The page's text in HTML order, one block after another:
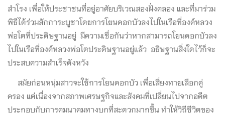
สำโรง เพื่อให้ประชาชนที่อยู่อาศัยบริเวณสองฝั่งคลอง และที่มาร่วม
พิธีได้ร่วมสักการะบูชาโดยการโยนดอกบัวลงไปในเรือที่องค์หลวง
พ่อโตที่ประดิษฐานอยู่ มีความเชื่อกันว่าหากสามารถโยนดอกบัวลง
ไปในเรือที่องค์หลวงพ่อโตประดิษฐานอยู่แล้ว อธิษฐานสิ่งใดไว้ก็จะ
ประสบความสำเร็จดังหวัง
สมัยก่อนหนุ่มสาวจะใช้การโยนดอกบัว เพื่อเสี่ยงทายเลือกคู่
ครอง แต่เนื่องจากสภาพเศรษฐกิจและสังคมที่เปลี่ยนไปจากอดีต
ประกอบกับการคมนาคมทางบกที่สะดวกมากขึ้น ทำให้วิถีชีวิตของ